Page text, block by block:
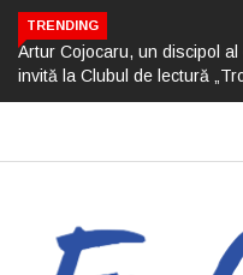
TRENDING
Artur Cojocaru, un discipol
invită la Clubul de lectură